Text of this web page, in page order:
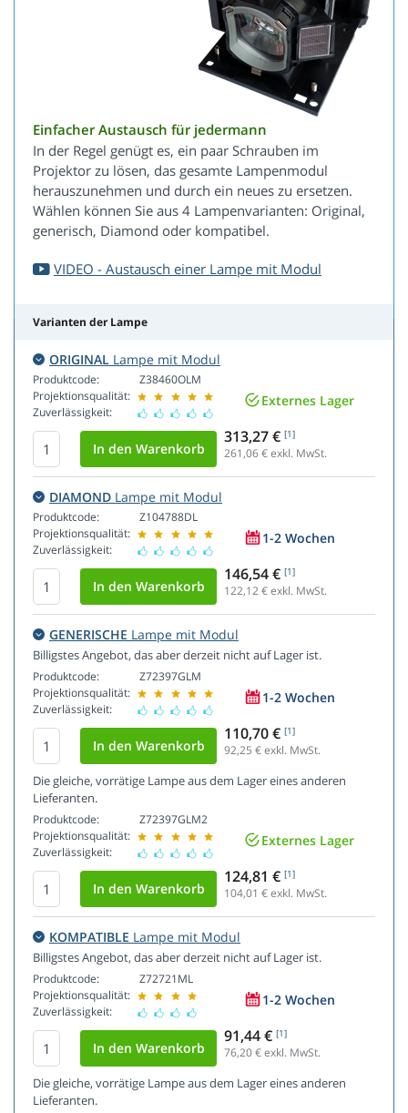
Einfacher Austausch für jedermann
In der Regel genügt es, ein paar Schrauben im
Projektor zu lösen, das gesamte Lampenmodul
herauszunehmen und durch ein neues zu ersetzen.
Wählen können Sie aus 4 Lampenvarianten: Original,
generisch, Diamond oder kompatibel.
VIDEO - Austausch einer Lampe mit Modul
Varianten der Lampe
ORIGINAL Lampe mit Modul
Produktcode:
Projektionsqualität:
Zuverlässigkeit:
Z38460OLM
Externes Lager
313,27 € [1]
261,06€ exkl. MwSt.
DIAMOND Lampe mit Modul
Produktcode:
Projektionsqualität:
Zuverlässigkeit:
Z104788DL
1-2 Wochen
146,54 € [1]
122,12€ exkl. MwSt.
GENERISCHE Lampe mit Modul
Billigstes Angebot, das aber derzeit nicht auf Lager ist.
Produktcode:
Projektionsqualität:
Zuverlässigkeit:
Z72397GLM
1-2 Wochen
110,70 € [1]
92,25 € exkl. MwSt.
Die gleiche, vorrätige Lampe aus dem Lager eines anderen
Lieferanten.
Produktcode:
Projektionsqualität:
Zuverlässigkeit:
Z72397GLM2
Externes Lager
124,81 € [1]
104,01 € exkl. MwSt.
KOMPATIBLE Lampe mit Modul
Billigstes Angebot, das aber derzeit nicht auf Lager ist.
Produktcode:
Projektionsqualität:
Zuverlässigkeit:
Z72721ML
1-2 Wochen
91,44 € [1]
76,20€ exkl. MwSt.
Die gleiche, vorrätige Lampe aus dem Lager eines anderen
Lieferanten.